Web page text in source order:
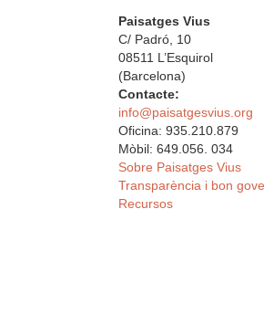
Paisatges Vius
C/ Padró, 10
08511 L’Esquirol
(Barcelona)
Contacte:
info@paisatgesvius.org
Oficina: 935.210.879
Mòbil: 649.056. 034
Sobre Paisatges Vius
Transparència i bon
Recursos